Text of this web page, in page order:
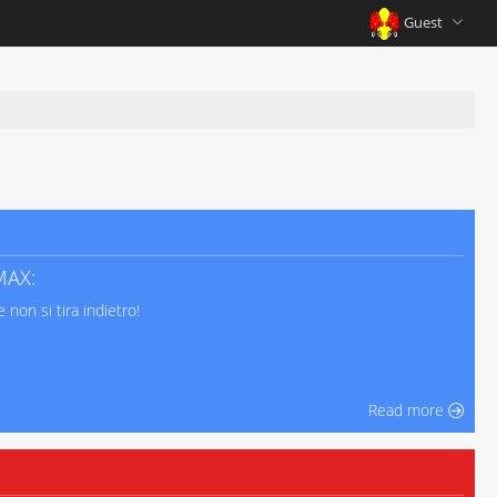
Guest
non si tira indietro!
Read more